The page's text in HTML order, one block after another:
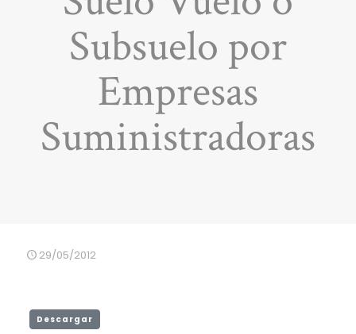
Subsuelo por
Empresas
Suministradoras
29/05/2012
Descargar